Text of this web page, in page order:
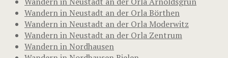
Wandern in Neustadt an der Orla Börthen
Wandern in Neustadt an der Orla Moderwitz
Wandern in Neustadt an der Orla Zentrum
Wandern in Nordhausen